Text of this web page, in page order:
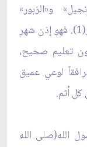
و«الزبور»
و«الصحف» و«القرآن» نزلت في هذا الشهر(1). فهو إذن شهر
تعليم صحيح،
لوعي عميق
كل أثم.
الله(صلى الله